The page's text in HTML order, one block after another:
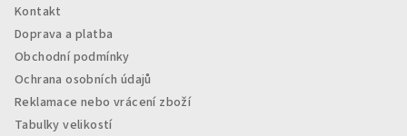
Kontakt
Doprava a platba
Obchodní podmínky
Ochrana osobních údajů
Reklamace nebo vrácení zboží
Tabulky velikostí